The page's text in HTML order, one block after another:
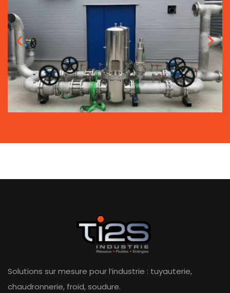
Solutions sur mesure pour l’industrie : tuyauterie,
chaudronnerie, froid, soudure.